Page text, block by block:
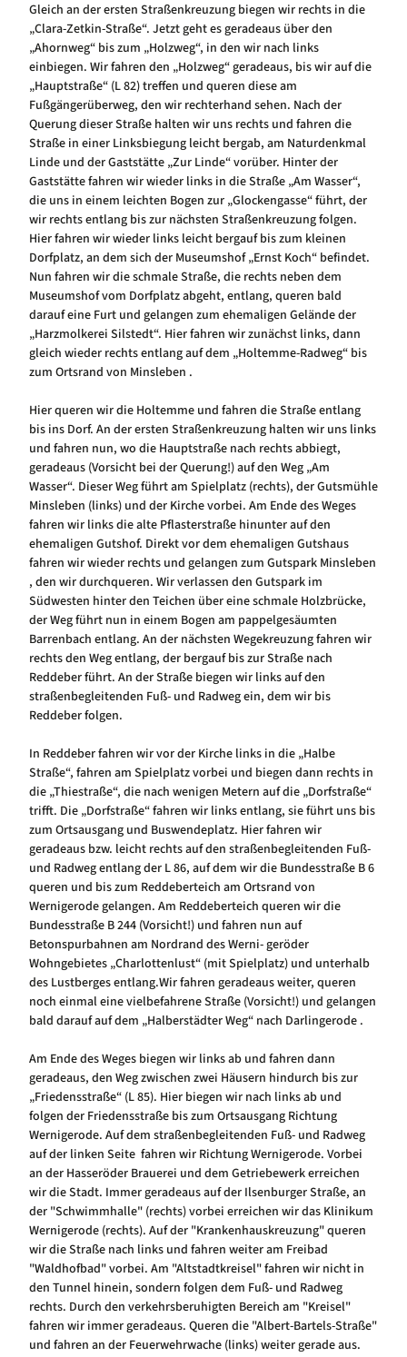
Gleich an der ersten Straßenkreuzung biegen wir rechts in die
„Clara-Zetkin-Straße“. Jetzt geht es geradeaus über den
„Ahornweg“ bis zum „Holzweg“, in den wir nach links
einbiegen. Wir fahren den „Holzweg“ geradeaus, bis wir auf die
„Hauptstraße“ (L 82) treffen und queren diese am
Fußgängerüberweg, den wir rechterhand sehen. Nach der
Querung dieser Straße halten wir uns rechts und fahren die
Straße in einer Linksbiegung leicht bergab, am Naturdenkmal
Linde und der Gaststätte „Zur Linde“ vorüber. Hinter der
Gaststätte fahren wir wieder links in die Straße „Am Wasser“,
die uns in einem leichten Bogen zur „Glockengasse“ führt, der
wir rechts entlang bis zur nächsten Straßenkreuzung folgen.
Hier fahren wir wieder links leicht bergauf bis zum kleinen
Dorfplatz, an dem sich der Museumshof „Ernst Koch“ befindet.
Nun fahren wir die schmale Straße, die rechts neben dem
Museumshof vom Dorfplatz abgeht, entlang, queren bald
darauf eine Furt und gelangen zum ehemaligen Gelände der
„Harzmolkerei Silstedt“. Hier fahren wir zunächst links, dann
gleich wieder rechts entlang auf dem „Holtemme-Radweg“ bis
zum Ortsrand von Minsleben .
Hier queren wir die Holtemme und fahren die Straße entlang
bis ins Dorf. An der ersten Straßenkreuzung halten wir uns links
und fahren nun, wo die Hauptstraße nach rechts abbiegt,
geradeaus (Vorsicht bei der Querung!) auf den Weg „Am
Wasser“. Dieser Weg führt am Spielplatz (rechts), der Gutsmühle
Minsleben (links) und der Kirche vorbei. Am Ende des Weges
fahren wir links die alte Pflasterstraße hinunter auf den
ehemaligen Gutshof. Direkt vor dem ehemaligen Gutshaus
fahren wir wieder rechts und gelangen zum Gutspark Minsleben
, den wir durchqueren. Wir verlassen den Gutspark im
Südwesten hinter den Teichen über eine schmale Holzbrücke,
der Weg führt nun in einem Bogen am pappelgesäumten
Barrenbach entlang. An der nächsten Wegekreuzung fahren wir
rechts den Weg entlang, der bergauf bis zur Straße nach
Reddeber führt. An der Straße biegen wir links auf den
straßenbegleitenden Fuß- und Radweg ein, dem wir bis
Reddeber folgen.
In Reddeber fahren wir vor der Kirche links in die „Halbe
Straße“, fahren am Spielplatz vorbei und biegen dann rechts in
die „Thiestraße“, die nach wenigen Metern auf die „Dorfstraße“
trifft. Die „Dorfstraße“ fahren wir links entlang, sie führt uns bis
zum Ortsausgang und Buswendeplatz. Hier fahren wir
geradeaus bzw. leicht rechts auf den straßenbegleitenden Fuß-
und Radweg entlang der L 86, auf dem wir die Bundesstraße B 6
queren und bis zum Reddeberteich am Ortsrand von
Wernigerode gelangen. Am Reddeberteich queren wir die
Bundesstraße B 244 (Vorsicht!) und fahren nun auf
Betonspurbahnen am Nordrand des Werni- geröder
Wohngebietes „Charlottenlust“ (mit Spielplatz) und unterhalb
des Lustberges entlang.Wir fahren geradeaus weiter, queren
noch einmal eine vielbefahrene Straße (Vorsicht!) und gelangen
bald darauf auf dem „Halberstädter Weg“ nach Darlingerode .
Am Ende des Weges biegen wir links ab und fahren dann
geradeaus, den Weg zwischen zwei Häusern hindurch bis zur
„Friedensstraße“ (L 85). Hier biegen wir nach links ab und
folgen der Friedensstraße bis zum Ortsausgang Richtung
Wernigerode. Auf dem straßenbegleitenden Fuß- und Radweg
auf der linken Seite fahren wir Richtung Wernigerode. Vorbei
an der Hasseröder Brauerei und dem Getriebewerk erreichen
wir die Stadt. Immer geradeaus auf der Ilsenburger Straße, an
der "Schwimmhalle" (rechts) vorbei erreichen wir das Klinikum
Wernigerode (rechts). Auf der "Krankenhauskreuzung" queren
wir die Straße nach links und fahren weiter am Freibad
"Waldhofbad" vorbei. Am "Altstadtkreisel" fahren wir nicht in
den Tunnel hinein, sondern folgen dem Fuß- und Radweg
rechts. Durch den verkehrsberuhigten Bereich am "Kreisel"
fahren wir immer geradeaus. Queren die "Albert-Bartels-Straße"
und fahren an der Feuerwehrwache (links) weiter gerade aus.